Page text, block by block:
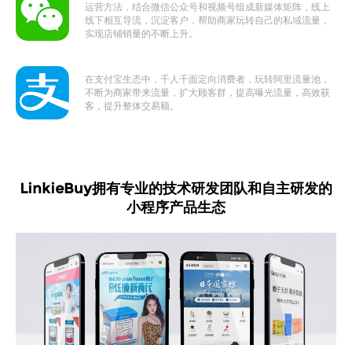
运营方法，结合微信公众号和视频号组成新媒体矩阵，线上
线下相互导流，沉淀客户，帮助商家玩转自己的私域流量，
实现店铺销量的不断上升。
在支付宝生态中，千人千面定向消费者，玩转阿里流量池，
不断为商家带来流量，扩大顾客群，提高曝光流量，高效获
客，提升整体交易额。
LinkieBuy拥有专业的技术研发团队和自主研发的
小程序产品生态